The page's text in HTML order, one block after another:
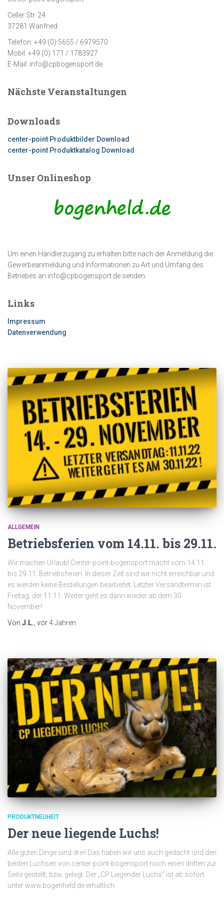
Celler Str. 24
37281 Wanfried
Telefon: +49 (0) 5655 / 6979570
Mobil: +49 (0) 171 / 1783927
E-Mail: info@cpbogensport.de
Nächste Veranstaltungen
Downloads
center-point Produktbilder Download
center-point Produktkatalog Download
Unser Onlineshop
Um einen Händlerzugang zu erhalten bitte nach der Anmeldung die
Gewerbeanmeldung und Informationen zu Art und Umfang des
Betriebes an info@cpbogensport.de senden.
Links
Impressum
Datenverwendung
ALLGEMEIN
Betriebsferien vom 14.11. bis 29.11.
Wir machen Urlaub! Center-point-bogensport macht vom 14.11.
bis 29.11. Betriebsferien. In dieser Zeit sind wir nicht erreichbar und
es werden keine Bestellungen bearbeitet. Letzter Versandtermin ist
Freitag, der 11.11. Weiter geht es dann wieder ab dem 30.
November!
Von J.L. , vor4 Jahren
PRODUKTNEUHEIT
Der neue liegende Luchs!
Alle guten Dinge sind drei! Das haben wir uns auch gedacht und den
beiden Luchsen von center-point-bogensport noch einen dritten zur
Seite gestellt, bzw. gelegt. Der „CP Liegender Luchs“ ist ab sofort
unter www.bogenheld.de erhältlich.